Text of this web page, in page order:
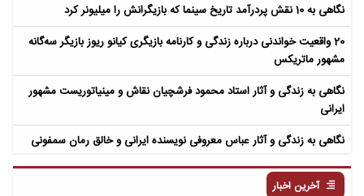
نگاهی به 10 نقش پردرآمد تاریخ سینما که بازیگرانش را میلیونر کرد
20 واقعیت خواندنی درباره زندگی و کارنامه بازیگری کیانو ریوز بازیگر سه‌گانه
مشهور ماتریکس
نگاهی به زندگی و آثار استاد محمود فرشچیان نقاش و مینیاتوریست مشهور
ایرانی
نگاهی به زندگی و آثار عباس معروفی نویسنده ایرانی و خالق رمان سمفونی
آخرین اخبار